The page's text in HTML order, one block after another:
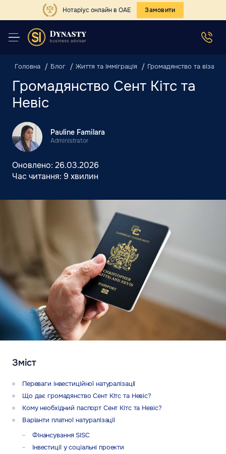
Нотаріус онлайн в ОАЕ Замовити
Головна Блог Життя та імміграція Громадянство та віза
Громадянство Сент Кітс та
Невіс
Pauline Familara
Administrator
Оновлено: 26.03.2026
Час читання: 9 хвилин
Зміст
Переваги інвестиційної натуралізації
Що дає громадянство Сент Кітс та Невіс?
Кому необхідний паспорт Сент Кітс та Невіс?
Варіанти платної натуралізації
Фінансування SISC
Інвестиції у соціальні проекти